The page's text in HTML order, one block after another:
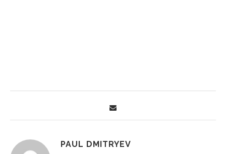
PAUL DMITRYEV